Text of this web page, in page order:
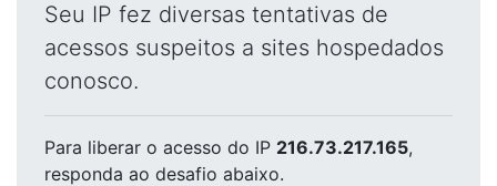
Seu IP fez diversas tentativas de
acessos suspeitos a sites hospedados
conosco.
Para liberar o acesso do IP 216.73.217.165,
responda ao desafio abaixo.